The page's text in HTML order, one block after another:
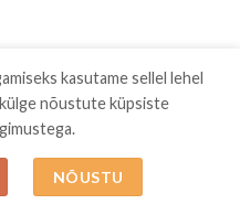
PRIVAATSUSPOLIITIKA
SGBILLIARD
kasutame sellel lehel
nõustute küpsiste
NÕUSTU